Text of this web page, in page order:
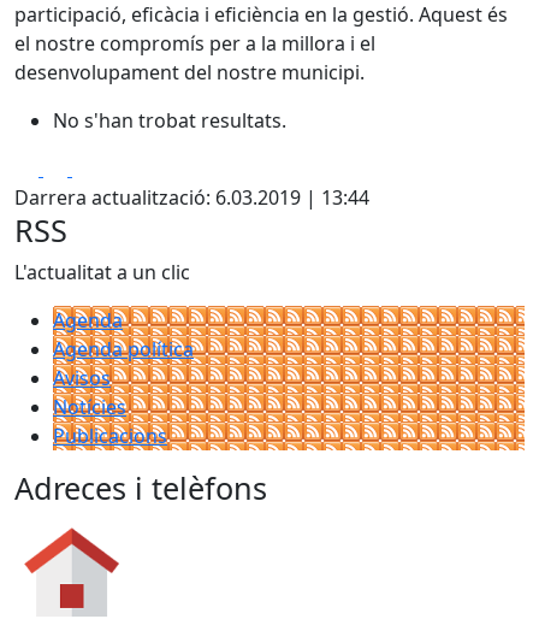
participació, eficàcia i eficiència en la gestió. Aquest és
el nostre compromís per a la millora i el
desenvolupament del nostre municipi.
No s'han trobat resultats.
Darrera actualització: 6.03.2019 | 13:44
RSS
L'actualitat a un clic
Agenda
Agenda política
Avisos
Notícies
Publicacions
Adreces i telèfons